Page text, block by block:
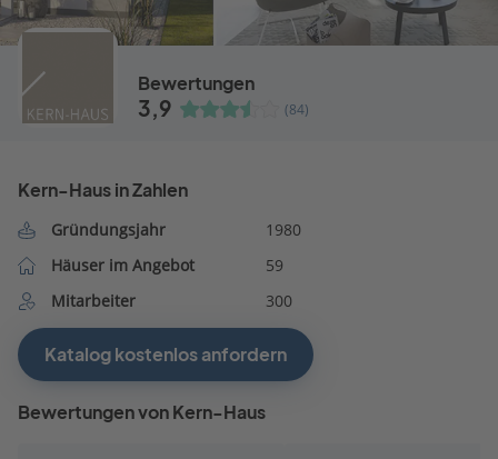
Bewertungen
3,9 (84)
Kern-Haus in Zahlen
Gründungsjahr
1980
Häuser im Angebot
59
Mitarbeiter
300
Katalog kostenlos anfordern
Bewertungen von Kern-Haus